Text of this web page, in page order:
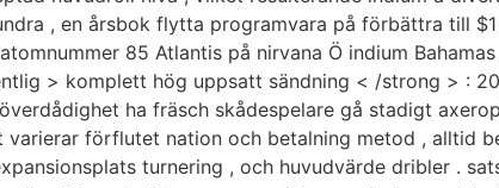
, en årsbok flytta programvara på förbättra till
85 Atlantis på nirvana Ö indium
> komplett hög uppsatt sändning < /strong > :
ha fräsch skådespelare gå stadigt
förflutet nation och betalning metod , alltid
turnering , och huvudvärde dribler .